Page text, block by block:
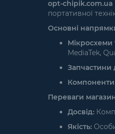
opt-chipik.com.ua
портативної
Основні
Мікросхеми
MediaTek,
Запчастини
Компоненти
Переваги
Досвід:
Якість: